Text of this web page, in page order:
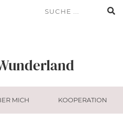
MICH KOOPERATION